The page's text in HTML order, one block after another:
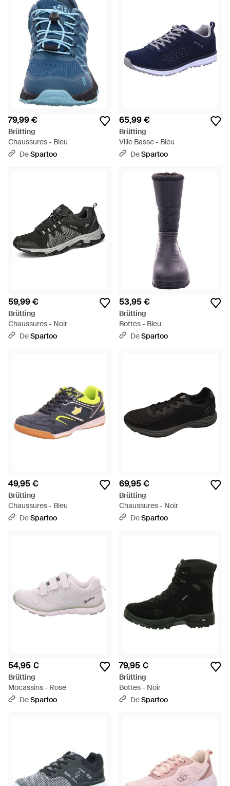
79,99 €
Brütting
Chaussures - Bleu
DeSpartoo
65,99 €
Brütting
Ville Basse - Bleu
DeSpartoo
59,99 €
Brütting
Chaussures - Noir
DeSpartoo
53,95 €
Brütting
Bottes - Bleu
DeSpartoo
49,95 €
Brütting
Chaussures - Bleu
DeSpartoo
69,95 €
Brütting
Chaussures - Noir
DeSpartoo
54,95 €
Brütting
Mocassins - Rose
DeSpartoo
79,95 €
Brütting
Bottes - Noir
DeSpartoo